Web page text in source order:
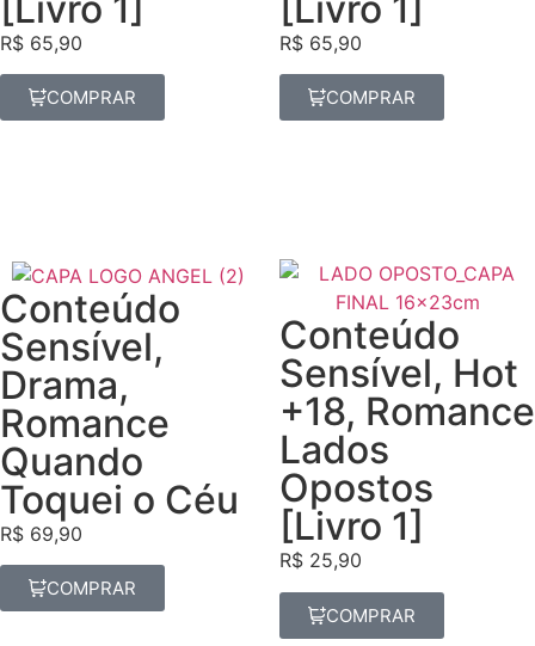
R$ 65,90
COMPRAR
R$ 65,90
COMPRAR
Conteúdo
Sensível,
Drama,
Romance
Quando
Toquei o Céu
R$ 69,90
COMPRAR
Conteúdo
Sensível, Hot
+18, Romance
Lados
Opostos
[Livro 1]
R$ 25,90
COMPRAR